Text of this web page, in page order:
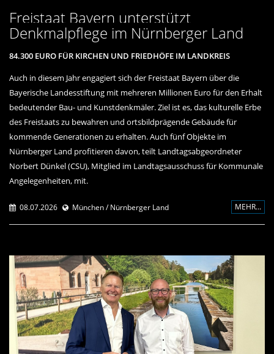
Freistaat Bayern unterstützt
Denkmalpflege im Nürnberger Land
84.300 EURO FÜR KIRCHEN UND FRIEDHÖFE IM LANDKREIS
Auch in diesem Jahr engagiert sich der Freistaat Bayern über die
Bayerische Landesstiftung mit mehreren Millionen Euro für den Erhalt
bedeutender Bau- und Kunstdenkmäler. Ziel ist es, das kulturelle Erbe
des Freistaats zu bewahren und ortsbildprägende Gebäude für
kommende Generationen zu erhalten. Auch fünf Objekte im
Nürnberger Land profitieren davon, teilt Landtagsabgeordneter
Norbert Dünkel (CSU), Mitglied im Landtagsausschuss für Kommunale
Angelegenheiten, mit.
08.07.2026 München / Nürnberger Land MEHR...